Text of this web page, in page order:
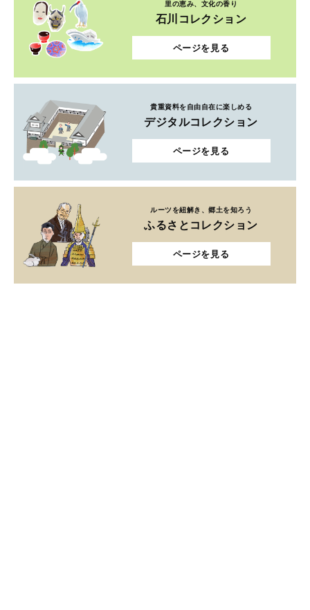
里の恵み、文化の香り
石川コレクション
ページを見る
貴重資料を自由自在に楽しめる
デジタルコレクション
ページを見る
ルーツを紐解き、郷土を知ろう
ふるさとコレクション
ページを見る